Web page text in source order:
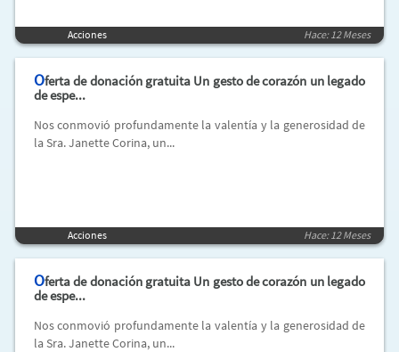
Acciones Hace: 12 Meses
Oferta de donación gratuita Un gesto de corazón un legado
de espe...
Nos conmovió profundamente la valentía y la generosidad de
la Sra. Janette Corina, un...
Acciones Hace: 12 Meses
Oferta de donación gratuita Un gesto de corazón un legado
de espe...
Nos conmovió profundamente la valentía y la generosidad de
la Sra. Janette Corina, un...